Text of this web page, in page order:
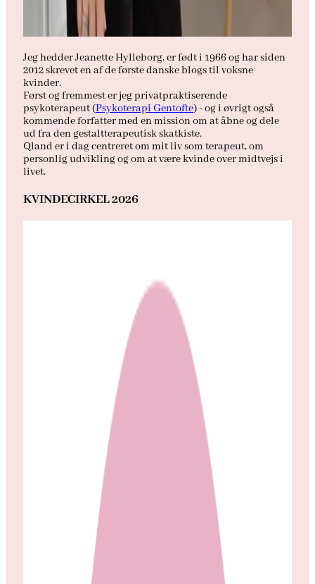
Jeg hedder Jeanette Hylleborg, er født i 1966 og har siden
2012 skrevet en af de første danske blogs til voksne
kvinder.
Først og fremmest er jeg privatpraktiserende
psykoterapeut (Psykoterapi Gentofte) - og i øvrigt også
kommende forfatter med en mission om at åbne og dele
ud fra den gestaltterapeutisk skatkiste.
Qland er i dag centreret om mit liv som terapeut, om
personlig udvikling og om at være kvinde over midtvejs i
livet.
KVINDECIRKEL 2026